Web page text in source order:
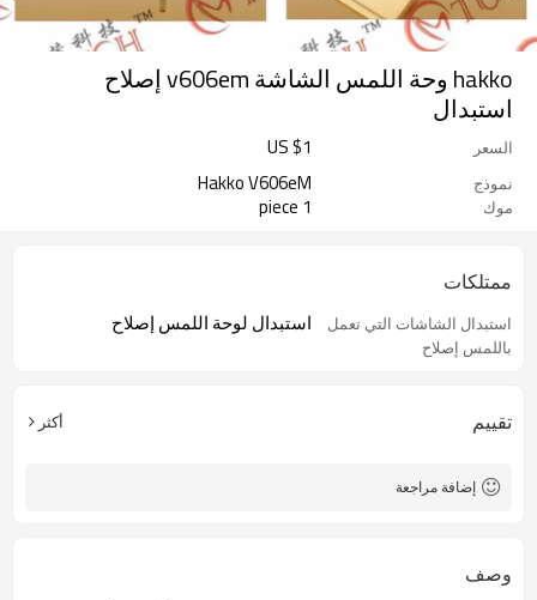
hakko وحة اللمس الشاشة v606em إصلاح
استبدال
السعر US $1
نموذج Hakko V606eM
موك 1 piece
ممتلكات
استبدال الشاشات التي تعمل
باللمس إصلاح
استبدال لوحة اللمس إصلاح
تقييم أكثر
إضافة مراجعة
وصف